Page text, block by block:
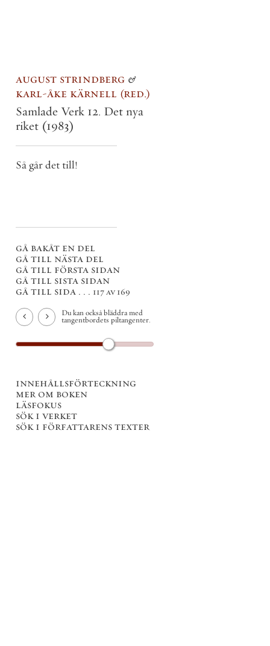
august strindberg &
karl-åke kärnell red.
Samlade Verk 12. Det nya
riket (1983)
Så går det till!
gå bakåt en del
gå till nästa del
gå till första sidan
gå till sista sidan
gå till sida . . . 117 av 169
Du kan också bläddra med
tangentbordets piltangenter.
innehållsförteckning
mer om boken
läsfokus
sök i verket
sök i författarens texter